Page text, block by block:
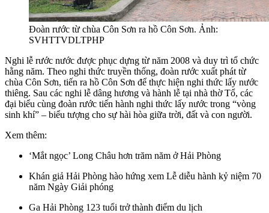
Đoàn rước từ chùa Côn Sơn ra hồ Côn Sơn. Ảnh:
SVHTTVDLTPHP
Nghi lễ rước nước được phục dựng từ năm 2008 và duy trì tổ chức
hằng năm. Theo nghi thức truyền thống, đoàn rước xuất phát từ
chùa Côn Sơn, tiến ra hồ Côn Sơn để thực hiện nghi thức lấy nước
thiêng. Sau các nghi lễ dâng hương và hành lễ tại nhà thờ Tổ, các
đại biểu cùng đoàn rước tiến hành nghi thức lấy nước trong “vòng
sinh khí” – biểu tượng cho sự hài hòa giữa trời, đất và con người.
Xem thêm:
‘Mắt ngọc’ Long Châu hơn trăm năm ở Hải Phòng
Khán giả Hải Phòng hào hứng xem Lễ diễu hành kỷ niệm 70
năm Ngày Giải phóng
Ga Hải Phòng 123 tuổi trở thành điểm du lịch